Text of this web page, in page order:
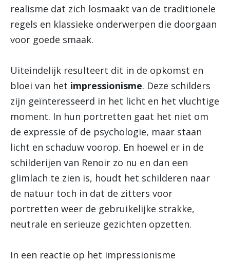
realisme dat zich losmaakt van de traditionele
regels en klassieke onderwerpen die doorgaan
voor goede smaak.
Uiteindelijk resulteert dit in de opkomst en
bloei van het impressionisme. Deze schilders
zijn geïnteresseerd in het licht en het vluchtige
moment. In hun portretten gaat het niet om
de expressie of de psychologie, maar staan
licht en schaduw voorop. En hoewel er in de
schilderijen van Renoir zo nu en dan een
glimlach te zien is, houdt het schilderen naar
de natuur toch in dat de zitters voor
portretten weer de gebruikelijke strakke,
neutrale en serieuze gezichten opzetten.
In een reactie op het impressionisme